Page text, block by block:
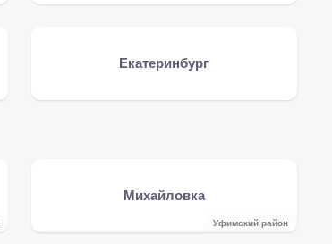
Екатеринбург
Михайловка
Уфимский район